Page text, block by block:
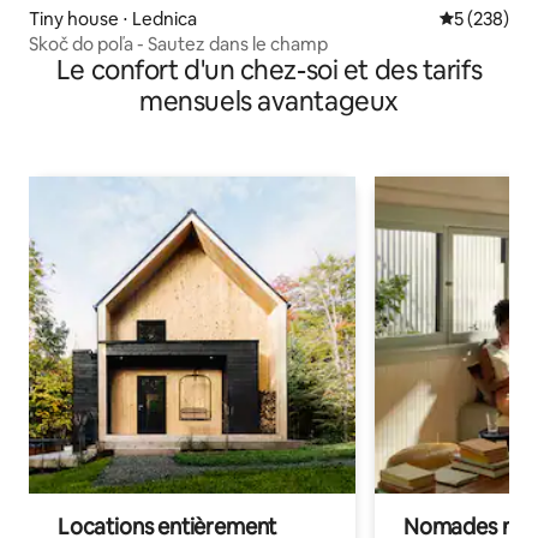
Tiny house ⋅ Lednica Évaluation
5 (238)
Skoč do poľa - Sautez dans le champ
Le confort d'un chez-soi et des tarifs
mensuels avantageux
Locations entièrement Nomades